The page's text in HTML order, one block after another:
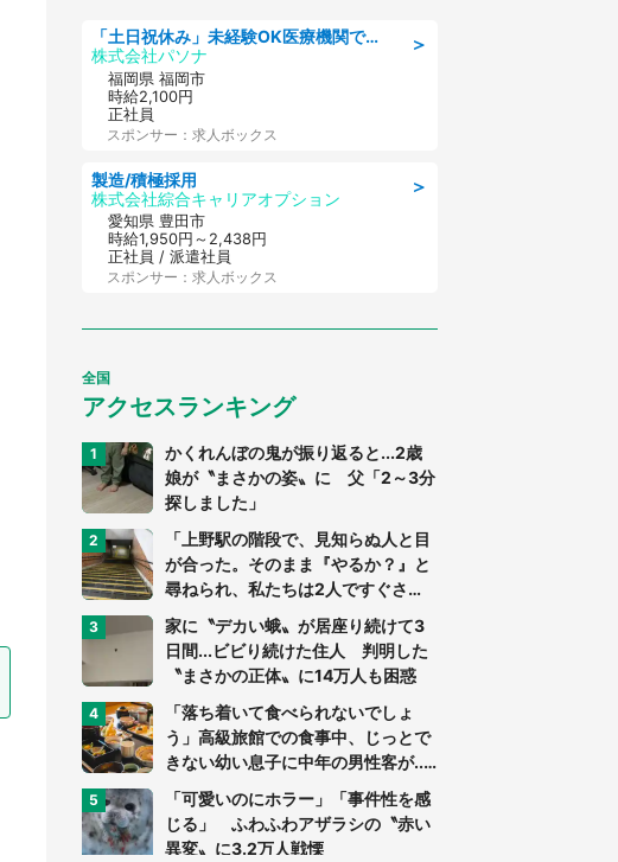
＞
「土日祝休み」未経験OK医療機関での治験コーディネーターのお仕事
株式会社パソナ
福岡県 福岡市
時給2,100円
正社員
スポンサー：求人ボックス
＞
製造/積極採用
株式会社綜合キャリアオプション
愛知県 豊田市
時給1,950円～2,438円
正社員 / 派遣社員
スポンサー：求人ボックス
全国
アクセスランキング
かくれんぼの鬼が振り返ると...2歳
娘が〝まさかの姿〟に 父「2～3分
探しました」
「上野駅の階段で、見知らぬ人と目
が合った。そのまま『やるか？』と
尋ねられ、私たちは2人ですぐさ
ま...」（茨城県・70代男性）
家に〝デカい蛾〟が居座り続けて3
日間...ビビり続けた住人 判明した
〝まさかの正体〟に14万人も困惑
「落ち着いて食べられないでしょ
う」高級旅館での食事中、じっとで
きない幼い息子に中年の男性客が...
（東京都・40代男性）
「可愛いのにホラー」「事件性を感
じる」 ふわふわアザラシの〝赤い
異変〟に3.2万人戦慄